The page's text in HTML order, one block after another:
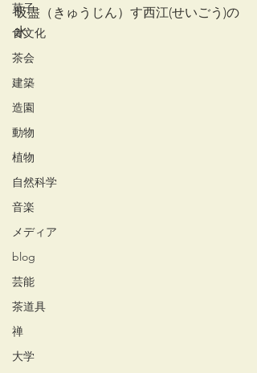
菓子
食文化
茶会
建築
造園
動物
植物
自然科学
音楽
メディア
blog
芸能
茶道具
禅
大学
吸盡（きゅうじん）す西江(せいごう)の
水